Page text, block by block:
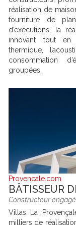
réalisation de
fourniture de
d’exécutions, la
innovant tout en
thermique,
consommation
groupées.
Provencale.com
BÂTISSEUR
Constructeur
Villas La
milliers de